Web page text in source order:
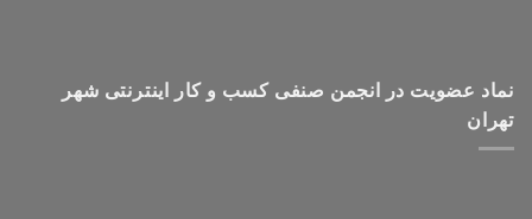
نماد عضویت در انجمن صنفی کسب و کار اینترنتی شهر
تهران